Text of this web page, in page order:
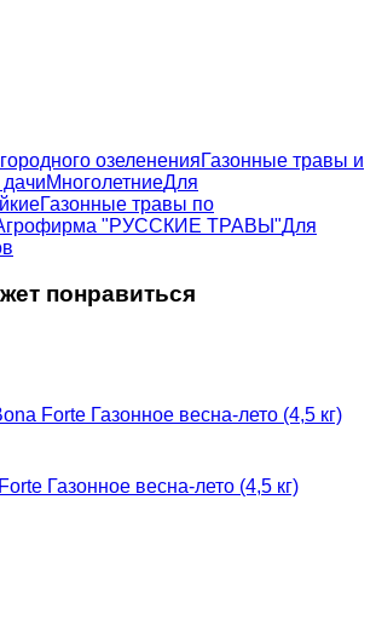
озелененияГазонные травы и
дачиМноголетниеДля
Газонные травы по
"РУССКИЕ ТРАВЫ"Для
понравиться
Газонное весна-лето (4,5 кг)